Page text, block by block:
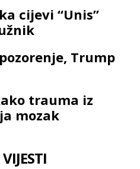
cijevi “Unis”
Trump
trauma iz
mozak